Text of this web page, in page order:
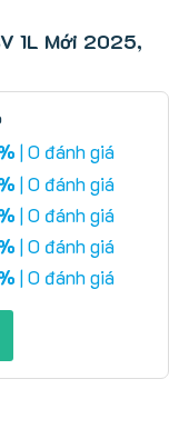
1L Mới 2025,
| 0 đánh giá
| 0 đánh giá
| 0 đánh giá
| 0 đánh giá
| 0 đánh giá